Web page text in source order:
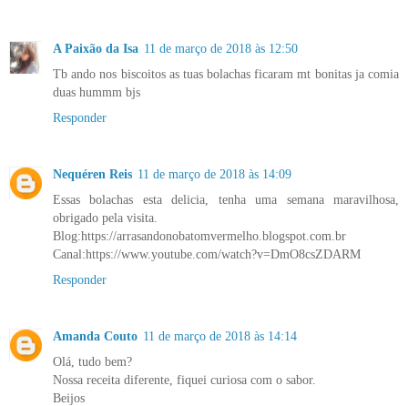
A Paixão da Isa 11 de março de 2018 às 12:50
Tb ando nos biscoitos as tuas bolachas ficaram mt bonitas ja comia
duas hummm bjs
Responder
Nequéren Reis 11 de março de 2018 às 14:09
Essas bolachas esta delicia, tenha uma semana maravilhosa,
obrigado pela visita.
Blog:https://arrasandonobatomvermelho.blogspot.com.br
Canal:https://www.youtube.com/watch?v=DmO8csZDARM
Responder
Amanda Couto 11 de março de 2018 às 14:14
Olá, tudo bem?
Nossa receita diferente, fiquei curiosa com o sabor.
Beijos